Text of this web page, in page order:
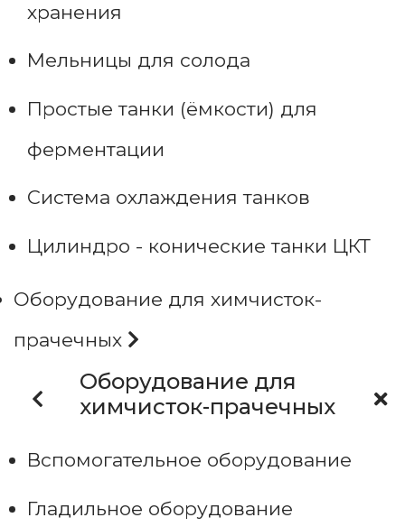
хранения
Мельницы для солода
Простые танки (ёмкости) для
ферментации
Система охлаждения танков
Цилиндро - конические танки ЦКТ
Оборудование для химчисток-
прачечных
Оборудование для
химчисток-прачечных
Вспомогательное оборудование
Гладильное оборудование